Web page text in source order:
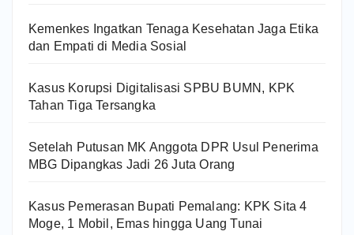
Kemenkes Ingatkan Tenaga Kesehatan Jaga Etika
dan Empati di Media Sosial
Kasus Korupsi Digitalisasi SPBU BUMN, KPK
Tahan Tiga Tersangka
Setelah Putusan MK Anggota DPR Usul Penerima
MBG Dipangkas Jadi 26 Juta Orang
Kasus Pemerasan Bupati Pemalang: KPK Sita 4
Moge, 1 Mobil, Emas hingga Uang Tunai